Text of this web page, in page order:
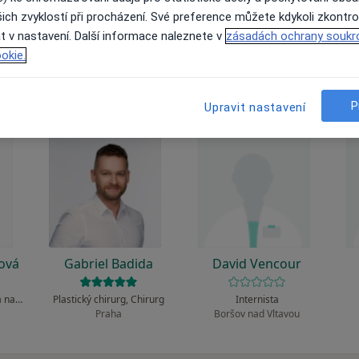
Dermatolog, Specialista na estetickou medicínu
Gabriel Badida
Plastický chirurg, Chirurg
Praha
David Vencour
Internista
Boršov nad Vltavou
zvyklostí při procházení. Své preference můžete kdykoli
v nastavení. Další informace naleznete v zásadách ochrany
Upravit nastavení